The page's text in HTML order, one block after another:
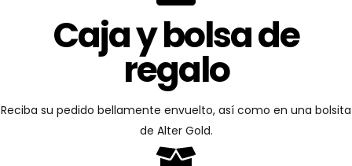
Caja y bolsa de
regalo
Reciba su pedido bellamente envuelto, así como en una bolsita
de Alter Gold.